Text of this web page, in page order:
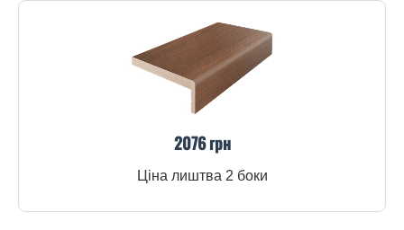
2076 грн
Ціна лиштва 2 боки